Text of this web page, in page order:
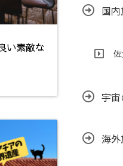
い素敵な
国
宇宙
海